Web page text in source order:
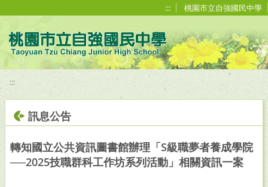
::: 桃園市立自強國民中學
:::
訊息公告
轉知國立公共資訊圖書館辦理「S級職夢者養成學院
──2025技職群科工作坊系列活動」相關資訊一案